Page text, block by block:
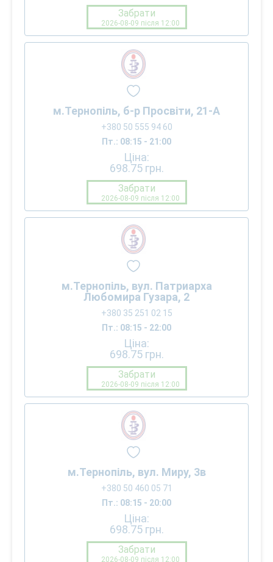
Забрати
2026-08-09 після 12:00
м.Тернопіль, б-р Просвіти, 21-А
+380 50 555 94 60
Пт.: 08:15 - 21:00
Ціна:
698.75 грн.
Забрати
2026-08-09 після 12:00
м.Тернопіль, вул. Патриарха
Любомира Гузара, 2
+380 35 251 02 15
Пт.: 08:15 - 22:00
Ціна:
698.75 грн.
Забрати
2026-08-09 після 12:00
м.Тернопіль, вул. Миру, 3в
+380 50 460 05 71
Пт.: 08:15 - 20:00
Ціна:
698.75 грн.
Забрати
2026-08-09 після 12:00